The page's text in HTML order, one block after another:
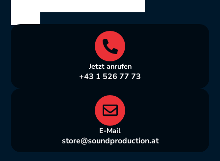
Wien
Jetzt anrufen
+43 1 526 77 73
E-Mail
store@soundproduction.at